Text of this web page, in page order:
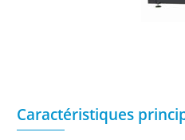
Caractéristiques